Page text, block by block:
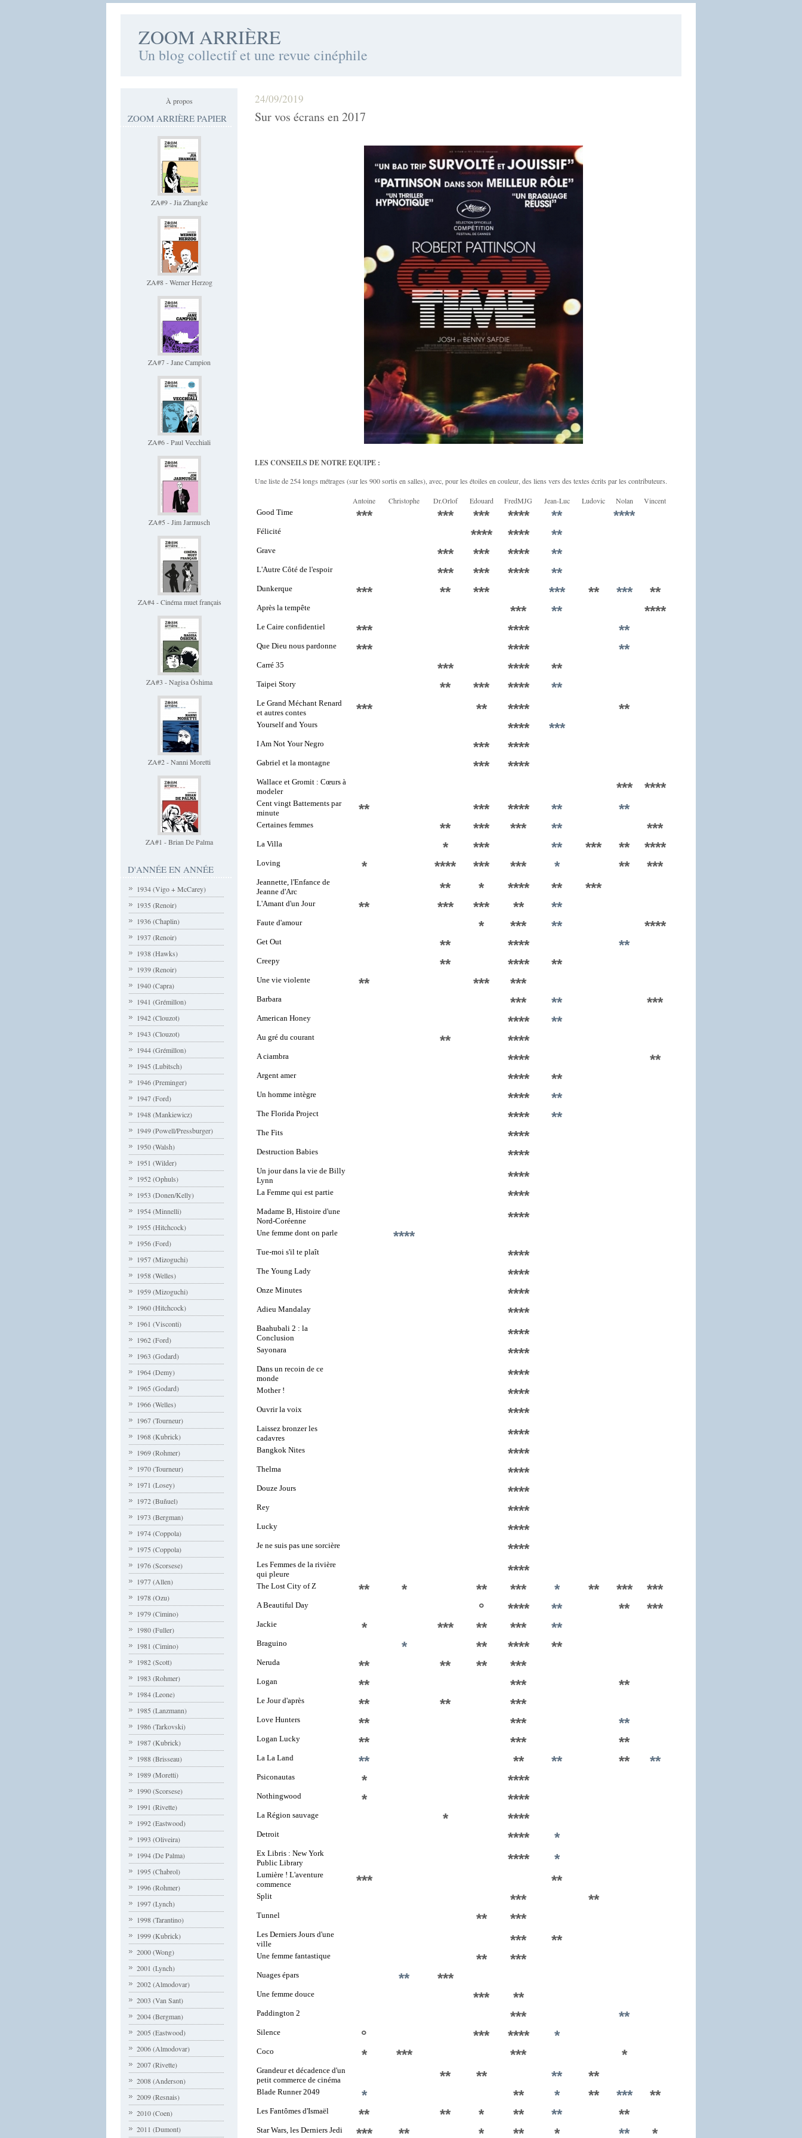
ZOOM ARRIÈRE
Un blog collectif et une revue cinéphile
À propos
ZOOM ARRIÈRE PAPIER
ZA#9 - Jia Zhangke
ZA#8 - Werner Herzog
ZA#7 - Jane Campion
ZA#6 - Paul Vecchiali
ZA#5 - Jim Jarmusch
ZA#4 - Cinéma muet français
ZA#3 - Nagisa Ôshima
ZA#2 - Nanni Moretti
ZA#1 - Brian De Palma
D'ANNÉE EN ANNÉE
1934 (Vigo + McCarey)
1935 (Renoir)
1936 (Chaplin)
1937 (Renoir)
1938 (Hawks)
1939 (Renoir)
1940 (Capra)
1941 (Grémillon)
1942 (Clouzot)
1943 (Clouzot)
1944 (Grémillon)
1945 (Lubitsch)
1946 (Preminger)
1947 (Ford)
1948 (Mankiewicz)
1949 (Powell/Pressburger)
1950 (Walsh)
1951 (Wilder)
1952 (Ophuls)
1953 (Donen/Kelly)
1954 (Minnelli)
1955 (Hitchcock)
1956 (Ford)
1957 (Mizoguchi)
1958 (Welles)
1959 (Mizoguchi)
1960 (Hitchcock)
1961 (Visconti)
1962 (Ford)
1963 (Godard)
1964 (Demy)
1965 (Godard)
1966 (Welles)
1967 (Tourneur)
1968 (Kubrick)
1969 (Rohmer)
1970 (Tourneur)
1971 (Losey)
1972 (Buñuel)
1973 (Bergman)
1974 (Coppola)
1975 (Coppola)
1976 (Scorsese)
1977 (Allen)
1978 (Ozu)
1979 (Cimino)
1980 (Fuller)
1981 (Cimino)
1982 (Scott)
1983 (Rohmer)
1984 (Leone)
1985 (Lanzmann)
1986 (Tarkovski)
1987 (Kubrick)
1988 (Brisseau)
1989 (Moretti)
1990 (Scorsese)
1991 (Rivette)
1992 (Eastwood)
1993 (Oliveira)
1994 (De Palma)
1995 (Chabrol)
1996 (Rohmer)
1997 (Lynch)
1998 (Tarantino)
1999 (Kubrick)
2000 (Wong)
2001 (Lynch)
2002 (Almodovar)
2003 (Van Sant)
2004 (Bergman)
2005 (Eastwood)
2006 (Almodovar)
2007 (Rivette)
2008 (Anderson)
2009 (Resnais)
2010 (Coen)
2011 (Dumont)
24/09/2019
Sur vos écrans en 2017
LES CONSEILS DE NOTRE EQUIPE :
Une liste de 254 longs métrages (sur les 900 sortis en salles), avec, pour les étoiles en couleur, des liens vers des textes écrits par les contributeurs.
Antoine Christophe Dr.Orlof Edouard FredMJG Jean-Luc Ludovic Nolan Vincent
Good Time *** *** *** **** ** ****
Félicité **** **** **
Grave *** *** **** **
L'Autre Côté de l'espoir *** *** **** **
Dunkerque *** ** *** *** ** *** **
Après la tempête *** ** ****
Le Caire confidentiel *** **** **
Que Dieu nous pardonne *** **** **
Carré 35 *** **** **
Taipei Story ** *** **** **
Le Grand Méchant Renard
et autres contes
*** ** **** **
Yourself and Yours **** ***
I Am Not Your Negro *** ****
Gabriel et la montagne *** ****
Wallace et Gromit : Cœurs à
modeler
*** ****
Cent vingt Battements par
minute
** *** **** ** **
Certaines femmes ** *** *** ** ***
La Villa * *** ** *** ** ****
Loving * **** *** *** * ** ***
Jeannette, l'Enfance de
Jeanne d'Arc
** * **** ** ***
L'Amant d'un Jour ** *** *** ** **
Faute d'amour * *** ** ****
Get Out ** **** **
Creepy ** **** **
Une vie violente ** *** ***
Barbara *** ** ***
American Honey **** **
Au gré du courant ** ****
A ciambra **** **
Argent amer **** **
Un homme intègre **** **
The Florida Project **** **
The Fits ****
Destruction Babies ****
Un jour dans la vie de Billy
Lynn
****
La Femme qui est partie ****
Madame B, Histoire d'une
Nord-Coréenne
****
Une femme dont on parle ****
Tue-moi s'il te plaît ****
The Young Lady ****
Onze Minutes ****
Adieu Mandalay ****
Baahubali 2 : la
Conclusion
****
Sayonara ****
Dans un recoin de ce
monde
****
Mother ! ****
Ouvrir la voix ****
Laissez bronzer les
cadavres
****
Bangkok Nites ****
Thelma ****
Douze Jours ****
Rey ****
Lucky ****
Je ne suis pas une sorcière ****
Les Femmes de la rivière
qui pleure
****
The Lost City of Z ** * ** *** * ** *** ***
A Beautiful Day ° **** ** ** ***
Jackie * *** ** *** **
Braguino * ** **** **
Neruda ** ** ** ***
Logan ** *** **
Le Jour d'après ** ** ***
Love Hunters ** *** **
Logan Lucky ** *** **
La La Land ** ** ** ** **
Psiconautas * ****
Nothingwood * ****
La Région sauvage * ****
Detroit **** *
Ex Libris : New York
Public Library
**** *
Lumière ! L'aventure
commence
*** **
Split *** **
Tunnel ** ***
Les Derniers Jours d'une
ville
*** **
Une femme fantastique ** ***
Nuages épars ** ***
Une femme douce *** **
Paddington 2 *** **
Silence ° *** **** *
Coco * *** *** *
Grandeur et décadence d'un
petit commerce de cinéma
** ** ** **
Blade Runner 2049 * ** * ** *** **
Les Fantômes d'Ismaël ** ** * ** ** **
Star Wars, les Derniers Jedi *** ** * ** * ** *